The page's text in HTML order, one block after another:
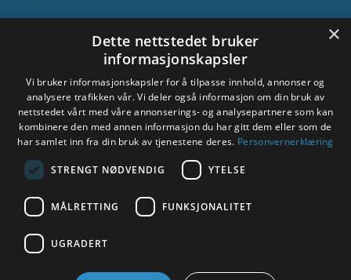
ACEM VERDEN OVER
VELG LAND
Dyade
×
Dette nettstedet bruker
informasjonskapsler
Vi bruker informasjonskapsler for å tilpasse innhold, annonser og
analysere trafikken vår. Vi deler også informasjon om din bruk av
nettstedet vårt med våre annonserings- og analysepartnere som kan
kombinere den med annen informasjon du har gitt dem eller som de
har samlet inn fra din bruk av tjenestene deres. Personvernerklæring
STRENGT NØDVENDIG YTELSE
MÅLRETTING FUNKSJONALITET
UGRADERT